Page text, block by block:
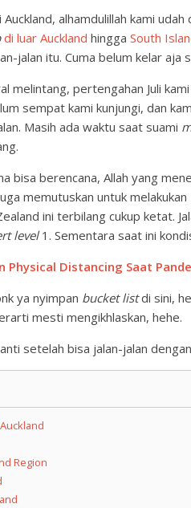
alhamdulillah kami
di luar Auckland hingga South
jalan itu. Cuma belum kelar aja
melintang, pertengahan Juli
sempat kami kunjungi, dan
Masih ada waktu saat suami
bisa berencana, Allah yang
memutuskan untuk melakukan
ini terbilang cukup ketat.
level1. Sementara saat ini
Physical Distancing Saat
ya nyimpan bucket listdi sini,
mesti mengikhlaskan, hehe.
setelah bisa jalan-jalan
Region